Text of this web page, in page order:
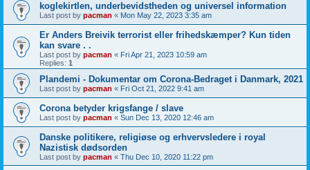
koglekirtlen, underbevidstheden og universel information
Last post by pacman « Mon May 22, 2023 3:35 am
Er Anders Breivik terrorist eller frihedskæmper? Kun tiden
kan svare . .
Last post by pacman « Fri Apr 21, 2023 10:59 am
Replies: 1
Plandemi - Dokumentar om Corona-Bedraget i Danmark, 2021
Last post by pacman « Fri Oct 21, 2022 9:41 am
Corona betyder krigsfange / slave
Last post by pacman « Sun Dec 13, 2020 12:46 am
Danske politikere, religiøse og erhvervsledere i royal
Nazistisk dødsorden
Last post by pacman « Thu Dec 10, 2020 11:22 pm